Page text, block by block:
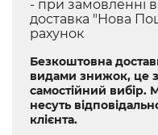
- при замовленні
доставка "Нова
рахунок
Безкоштовна
видами знижок, це
самостійний вибір.
несуть
клієнта.